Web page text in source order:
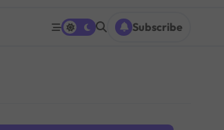
Subscribe